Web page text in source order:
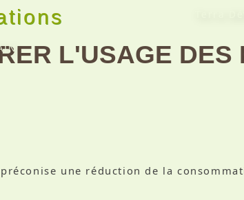
L'USAGE DES
une réduction de la